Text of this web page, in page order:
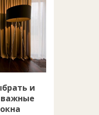
и